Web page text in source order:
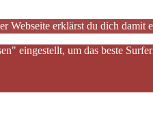
Webseite erklärst du dich damit
eingestellt, um das beste